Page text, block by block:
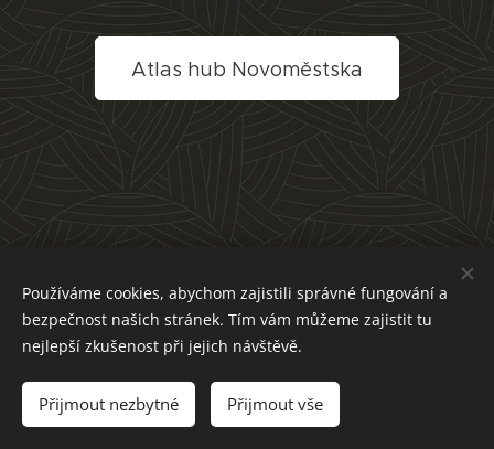
Atlas hub Novoměstska
Cookies
Používáme cookies, abychom zajistili správné fungování a
bezpečnost našich stránek. Tím vám můžeme zajistit tu
nejlepší zkušenost při jejich návštěvě.
Přijmout nezbytné Přijmout vše